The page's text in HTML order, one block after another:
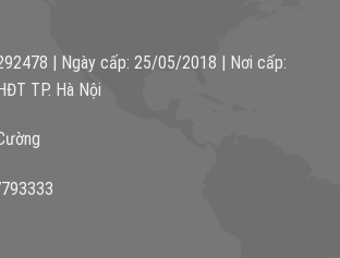
| Ngày cấp: 25/05/2018 | Nơi cấp:
TP. Hà Nội